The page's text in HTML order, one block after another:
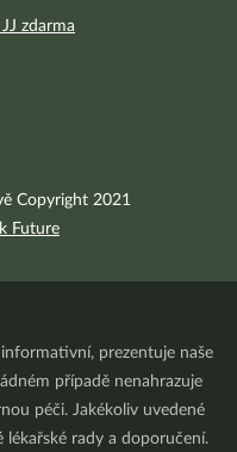
zdarma
Copyright 2021
Future
prezentuje naše
případě nenahrazuje
péči. Jakékoliv uvedené
rady a doporučení.